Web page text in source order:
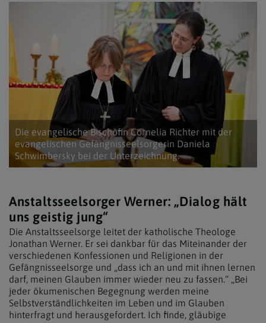
Die evangelische Bischöfin Cornelia Richter mit der
evangelischen Gefängnisseelsorgerin Daniela
Schwimbersky bei der Unterzeichnung.
Anstaltsseelsorger Werner: „Dialog hält
uns geistig jung“
Die Anstaltsseelsorge leitet der katholische Theologe
Jonathan Werner. Er sei dankbar für das Miteinander der
verschiedenen Konfessionen und Religionen in der
Gefängnisseelsorge und „dass ich an und mit ihnen lernen
darf, meinen Glauben immer wieder neu zu fassen.“ „Bei
jeder ökumenischen Begegnung werden meine
Selbstverständlichkeiten im Leben und im Glauben
hinterfragt und herausgefordert. Ich finde, gläubige